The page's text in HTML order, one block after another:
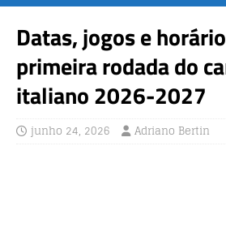
Datas, jogos e
primeira rodada do
italiano 2026-2027
junho 24, 2026 Adriano Bertin